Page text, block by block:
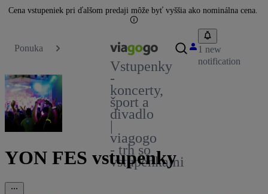
Cena vstupeniek pri ďalšom predaji môže byť vyššia ako nominálna cena.
Ponuka
Vstupenky
-
koncerty,
šport a
divadlo
|
viagogo
- trh so
vstupenkami
1 new
notification
YON FES vstupenky